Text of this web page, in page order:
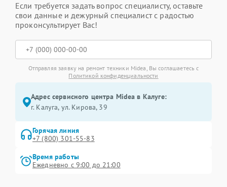
Если требуется задать вопрос специалисту, оставьте
свои данные и дежурный специалист с радостью
проконсультирует Вас!
Отправляя заявку на ремонт техники Midea, Вы соглашаетесь с
Политикой конфиденциальности
Адрес сервисного центра Midea в Калуге:
г. Калуга, ул. Кирова, 39
Горячая линия
+7 (800) 301-55-83
Время работы
Ежедневно с 9:00 до 21:00